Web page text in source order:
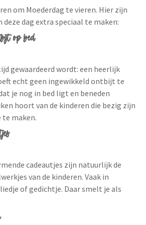
om Moederdag te vieren. Hier zijn
deze dag extra speciaal te maken:
op bed
gewaardeerd wordt: een heerlijk
echt geen ingewikkeld ontbijt te
je nog in bed ligt en beneden
hoort van de kinderen die bezig zijn
maken.
cadeautjes zijn natuurlijk de
van de kinderen. Vaak in
of gedichtje. Daar smelt je als